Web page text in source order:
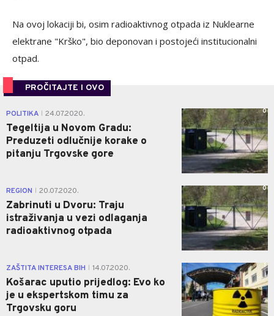
Na ovoj lokaciji bi, osim radioaktivnog otpada iz Nuklearne
elektrane "Krško", bio deponovan i postojeći institucionalni
otpad.
PROČITAJTE I OVO
POLITIKA 24.07.2020.
Tegeltija u Novom Gradu:
Preduzeti odlučnije korake o
pitanju Trgovske gore
0
REGION 20.07.2020.
Zabrinuti u Dvoru: Traju
istraživanja u vezi odlaganja
radioaktivnog otpada
0
ZAŠTITA INTERESA BIH 14.07.2020.
Košarac uputio prijedlog: Evo ko
je u ekspertskom timu za
Trgovsku goru
1